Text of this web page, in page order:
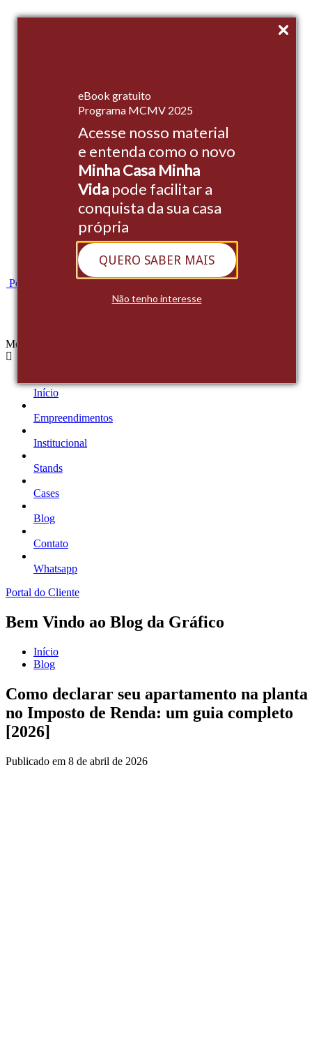
eBook gratuito
Programa MCMV 2025
Acesse nosso material
e entenda como o novo
Minha Casa Minha
Vidapode facilitar a
conquista da sua casa
própria
QUERO SABER MAIS
Não tenho interesse
Empreendimentos
Institucional
Portal do Cliente
Menu
Início
Empreendimentos
Institucional
Stands
Cases
Blog
Contato
Whatsapp
Portal do Cliente
Bem Vindo ao Blog da Gráfico
Início
Blog
Como declarar seu apartamento na planta
no Imposto de Renda: um guia completo
[2026]
Publicado em 8 de abril de 2026